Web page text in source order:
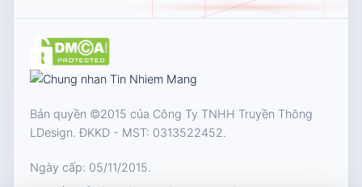
Bản quyền ©2015 của Công Ty TNHH Truyền Thông
LDesign. ĐKKD - MST: 0313522452.
Ngày cấp: 05/11/2015.